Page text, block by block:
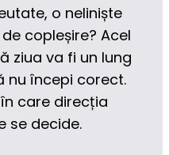
o neliniște
copleșire? Acel
ziua va fi un lung
nu începi corect.
care direcția
se decide.